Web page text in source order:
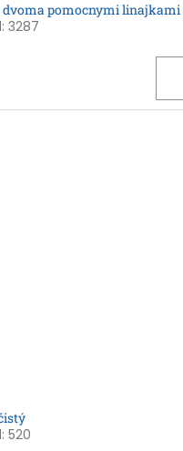
dvoma pomocnymi linajkami
3287
520